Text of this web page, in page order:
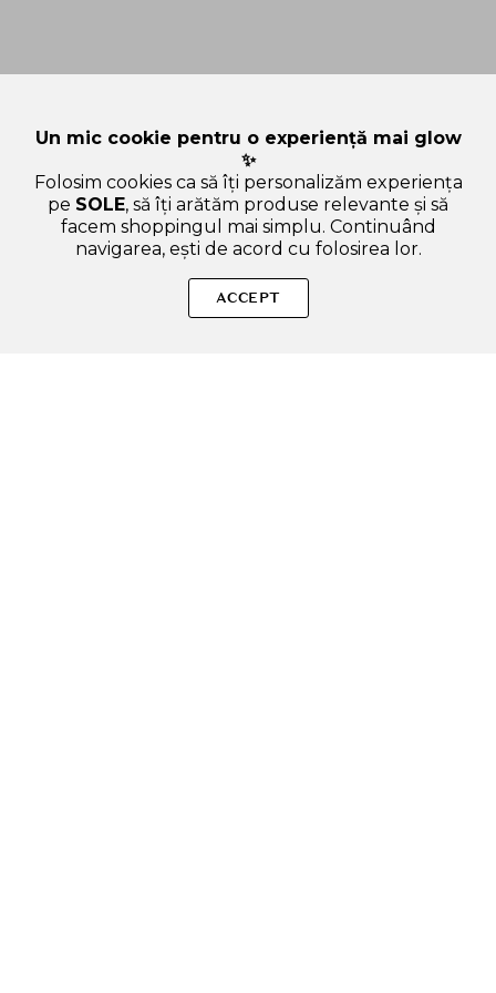
NUMBUZIN No.1 Easy Peasy Ulei Demachiant pentru Fata -
Curatare Delicata si Hidratare, 200 ml. Dacă ai și alte
Un mic cookie pentru o experiență mai glow
✨
Folosim cookies ca să îți personalizăm experiența
pe SOLE, să îți arătăm produse relevante și să
facem shoppingul mai simplu. Continuând
navigarea, ești de acord cu folosirea lor.
ACCEPT